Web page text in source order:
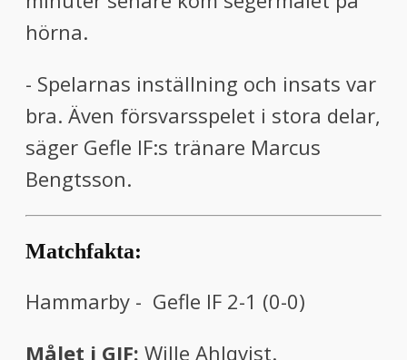
hörna.
- Spelarnas inställning och insats var
bra. Även försvarsspelet i stora delar,
säger Gefle IF:s tränare Marcus
Bengtsson.
Matchfakta:
Hammarby - Gefle IF 2-1 (0-0)
Målet i GIF: Wille Ahlqvist.